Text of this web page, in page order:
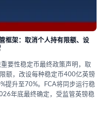
框架：取消个人持有限额、设
要性稳定币最终政策声明，取
额，改设每种稳定币400亿英镑
提升至70%。FCA将同步运行稳
年底最终确定，受监管英镑稳